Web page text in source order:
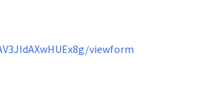
viewform